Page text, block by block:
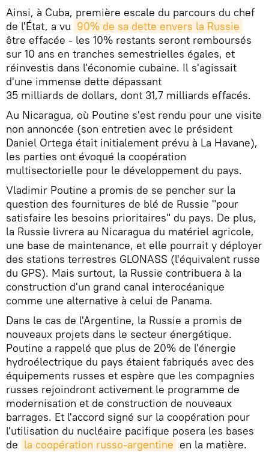
Ainsi, à Cuba, première escale du parcours du chef
de l'État, a vu 90% de sa dette envers la Russie
être effacée - les 10% restants seront remboursés
sur 10 ans en tranches semestrielles égales, et
réinvestis dans l'économie cubaine. Il s'agissait
d'une immense dette dépassant
35 milliards de dollars, dont 31,7 milliards effacés.
Au Nicaragua, où Poutine s'est rendu pour une visite
non annoncée (son entretien avec le président
Daniel Ortega était initialement prévu à La Havane),
les parties ont évoqué la coopération
multisectorielle pour le développement du pays.
Vladimir Poutine a promis de se pencher sur la
question des fournitures de blé de Russie "pour
satisfaire les besoins prioritaires" du pays. De plus,
la Russie livrera au Nicaragua du matériel agricole,
une base de maintenance, et elle pourrait y déployer
des stations terrestres GLONASS (l'équivalent russe
du GPS). Mais surtout, la Russie contribuera à la
construction d'un grand canal interocéanique
comme une alternative à celui de Panama.
Dans le cas de l'Argentine, la Russie a promis de
nouveaux projets dans le secteur énergétique.
Poutine a rappelé que plus de 20% de l'énergie
hydroélectrique du pays étaient fabriqués avec des
équipements russes et espère que les compagnies
russes rejoindront activement le programme de
modernisation et de construction de nouveaux
barrages. Et l'accord signé sur la coopération pour
l'utilisation du nucléaire pacifique posera les bases
de la coopération russo-argentine en la matière.